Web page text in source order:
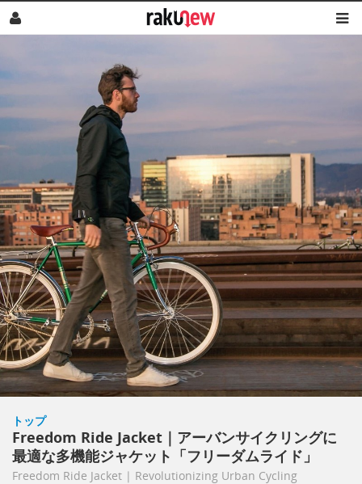
トップ
Freedom Ride Jacket｜アーバンサイクリングに
最適な多機能ジャケット「フリーダムライド」
Freedom Ride Jacket | Revolutionizing Urban Cycling